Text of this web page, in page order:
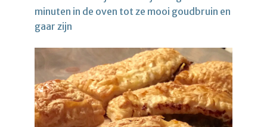
minuten in de oven tot ze mooi goudbruin en
gaar zijn